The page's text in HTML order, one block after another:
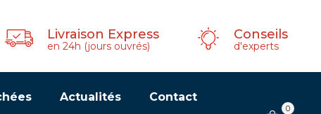
Livraison Express
en 24h (jours ouvrés)
Conseils
d'experts
Actualités Contact
0